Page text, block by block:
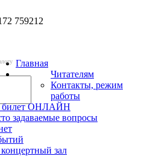
759212
Главная
Читателям
Контакты, режим
работы
билет ОНЛАЙН
задаваемые вопросы
зал